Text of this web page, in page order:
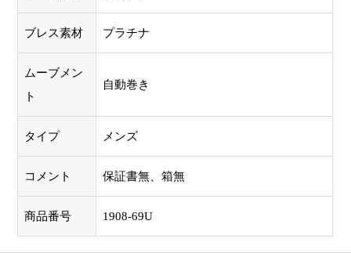
ブレス素材 プラチナ
ムーブメン
ト
自動巻き
タイプ メンズ
コメント 保証書無、箱無
商品番号 1908-69U